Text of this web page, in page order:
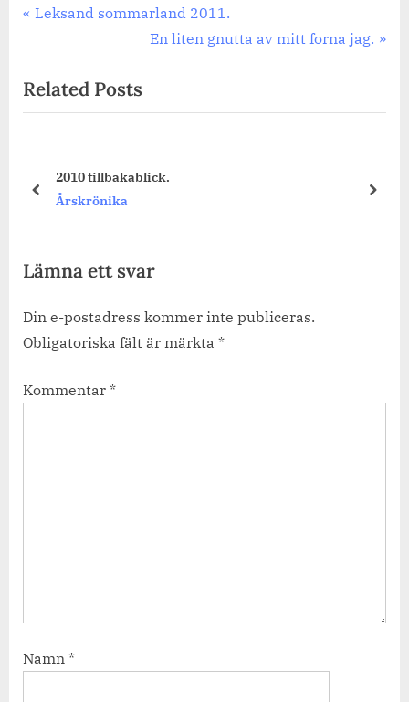
Inläggsnavigering
Previous
Leksand sommarland 2011.
Next
En liten gnutta av mitt forna jag.
Related Posts
2010 tillbakablick.
Årskrönika
prev next
Lämna ett svar
Din e-postadress kommer inte publiceras.
Obligatoriska fält är märkta *
Kommentar *
Namn *